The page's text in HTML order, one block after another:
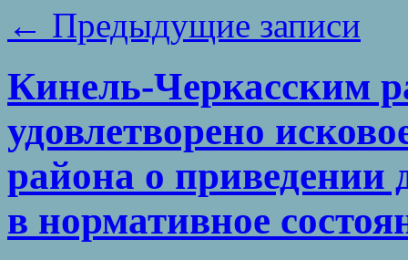
← Предыдущие записи
Кинель-Черкасским
удовлетворено
района о приведении
в нормативное